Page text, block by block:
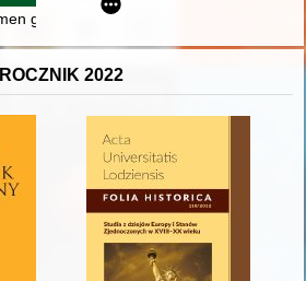
gospodarczy i społeczny Wałbrzycha
ROCZNIK 2022